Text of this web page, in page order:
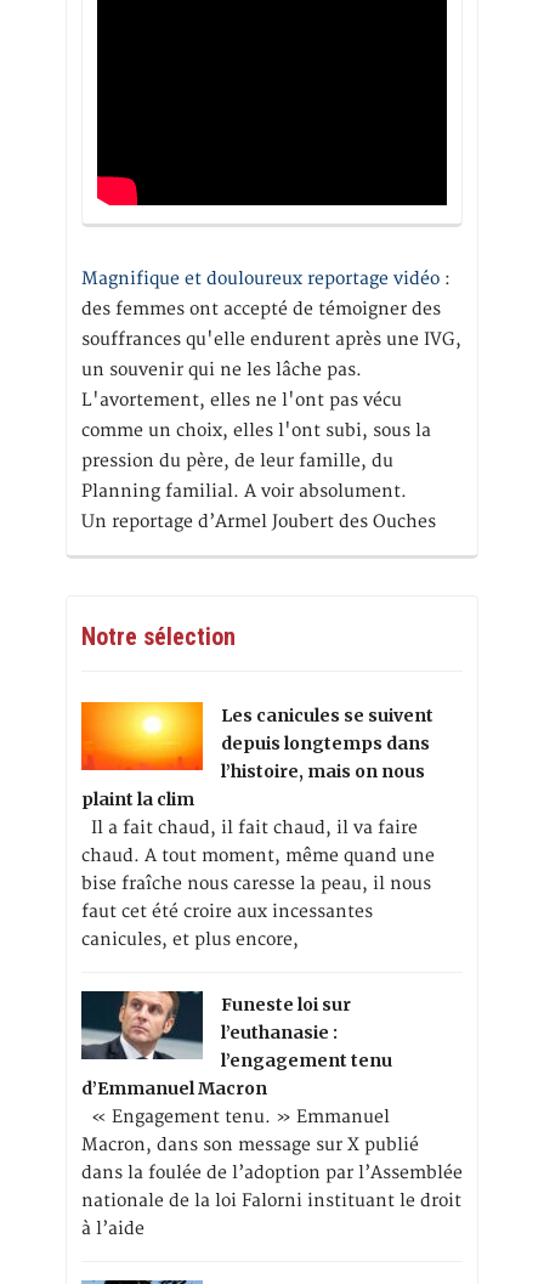
Magnifique et douloureux reportage vidéo :
des femmes ont accepté de témoigner des
souffrances qu'elle endurent après une IVG,
un souvenir qui ne les lâche pas.
L'avortement, elles ne l'ont pas vécu
comme un choix, elles l'ont subi, sous la
pression du père, de leur famille, du
Planning familial. A voir absolument.
Un reportage d’Armel Joubert des Ouches
Notre sélection
Les canicules se suivent
depuis longtemps dans
l’histoire, mais on nous
plaint la clim
Il a fait chaud, il fait chaud, il va faire
chaud. A tout moment, même quand une
bise fraîche nous caresse la peau, il nous
faut cet été croire aux incessantes
canicules, et plus encore,
Funeste loi sur
l’euthanasie :
l’engagement tenu
d’Emmanuel Macron
« Engagement tenu. » Emmanuel
Macron, dans son message sur X publié
dans la foulée de l’adoption par l’Assemblée
nationale de la loi Falorni instituant le droit
à l’aide